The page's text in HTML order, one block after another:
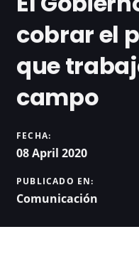
cobrar el
que
campo
FECHA:
08 April 2020
PUBLICADO EN:
Comunicación